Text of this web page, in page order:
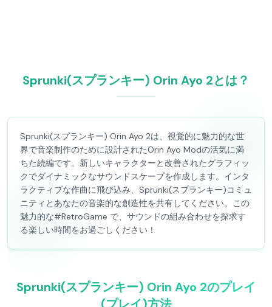
Sprunki(スプランキー) Orin Ayo 2とは？
Sprunki(スプランキー) Orin Ayo 2は、視覚的に魅力的な世
界で音楽制作のために設計されたOrin Ayo Modの活気に満
ちた続編です。新しいキャラクターと改善されたグラフィッ
クでダイナミックなサウンドスケープを作成します。インタ
ラクティブな作曲に飛び込み、Sprunki(スプランキー)コミュ
ニティとあなたの音楽的な創造性を共有してください。この
魅力的な#RetroGame で、サウンドの組み合わせを探求す
る楽しい時間をお過ごしください！
Sprunki(スプランキー) Orin Ayo 2のプレイ